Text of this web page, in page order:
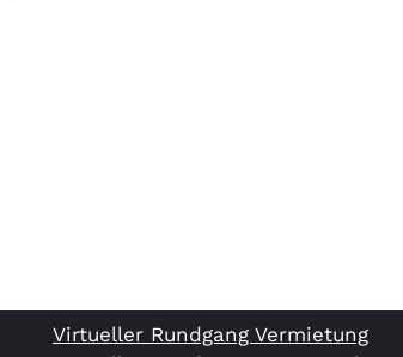
Virtueller Rundgang Vermietung